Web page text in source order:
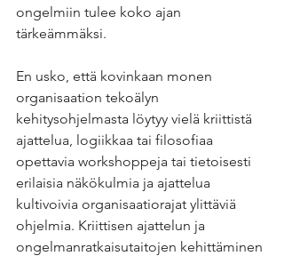
ongelmiin tulee koko ajan
tärkeämmäksi.
En usko, että kovinkaan monen
organisaation tekoälyn
kehitysohjelmasta löytyy vielä kriittistä
ajattelua, logiikkaa tai filosofiaa
opettavia workshoppeja tai tietoisesti
erilaisia näkökulmia ja ajattelua
kultivoivia organisaatiorajat ylittäviä
ohjelmia. Kriittisen ajattelun ja
ongelmanratkaisutaitojen kehittäminen